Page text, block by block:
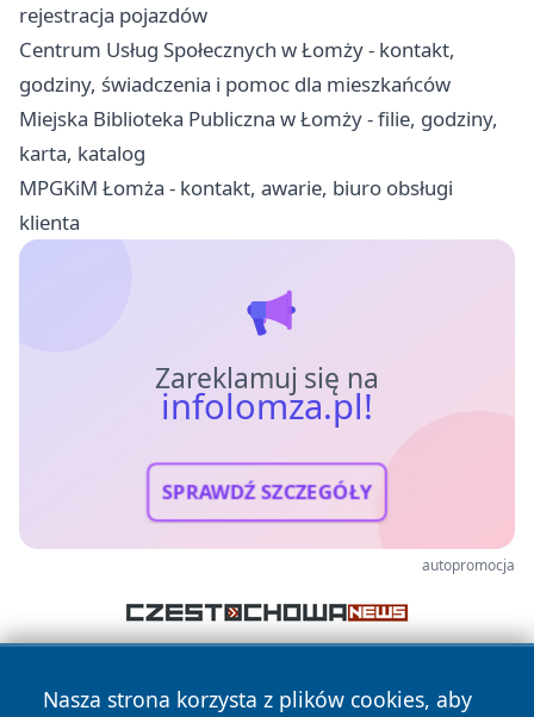
rejestracja pojazdów
Centrum Usług Społecznych w Łomży - kontakt,
godziny, świadczenia i pomoc dla mieszkańców
Miejska Biblioteka Publiczna w Łomży - filie, godziny,
karta, katalog
MPGKiM Łomża - kontakt, awarie, biuro obsługi
klienta
Zareklamuj się na
infolomza.pl!
SPRAWDŹ SZCZEGÓŁY
autopromocja
Nasza strona korzysta z plików cookies, aby